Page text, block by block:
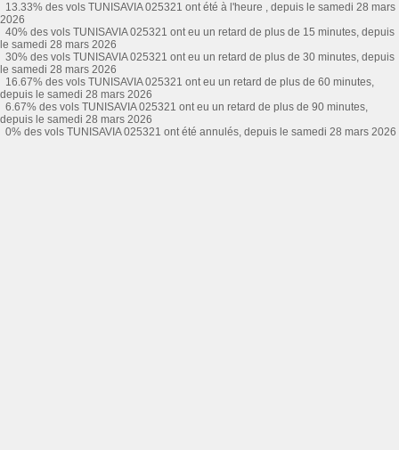
13.33% des vols TUNISAVIA 025321 ont été à l'heure , depuis le samedi 28 mars
2026
40% des vols TUNISAVIA 025321 ont eu un retard de plus de 15 minutes, depuis
le samedi 28 mars 2026
30% des vols TUNISAVIA 025321 ont eu un retard de plus de 30 minutes, depuis
le samedi 28 mars 2026
16.67% des vols TUNISAVIA 025321 ont eu un retard de plus de 60 minutes,
depuis le samedi 28 mars 2026
6.67% des vols TUNISAVIA 025321 ont eu un retard de plus de 90 minutes,
depuis le samedi 28 mars 2026
0% des vols TUNISAVIA 025321 ont été annulés, depuis le samedi 28 mars 2026